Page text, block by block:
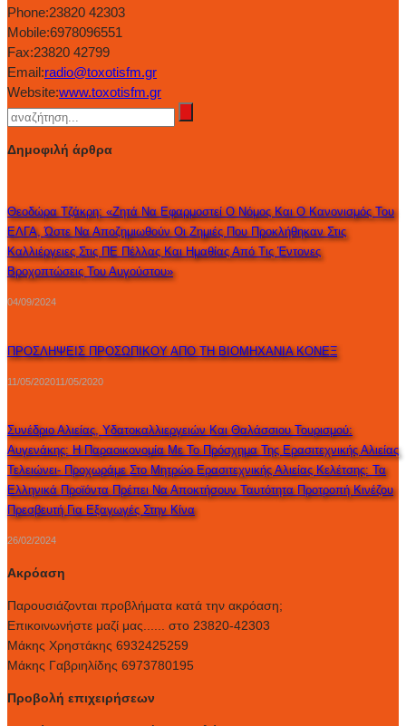
Phone:23820 42303
Mobile:6978096551
Fax:23820 42799
Email:radio@toxotisfm.gr
Website:www.toxotisfm.gr
Δημοφιλή άρθρα
Θεοδώρα Τζάκρη: «Ζητά Να Εφαρμοστεί Ο Νόμος Και Ο Κανονισμός Του
ΕΛΓΑ, Ώστε Να Αποζημιωθούν Οι Ζημιές Που Προκλήθηκαν Στις
Καλλιέργειες Στις ΠΕ Πέλλας Και Ημαθίας Από Τις Έντονες
Βροχοπτώσεις Του Αυγούστου»
04/09/2024
ΠΡΟΣΛΗΨΕΙΣ ΠΡΟΣΩΠΙΚΟΥ ΑΠΟ ΤΗ ΒΙΟΜΗΧΑΝΙΑ ΚΟΝΕΞ
11/05/202011/05/2020
Συνέδριο Αλιείας, Υδατοκαλλιεργειών Και Θαλάσσιου Τουρισμού:
Αυγενάκης: Η Παραοικονομία Με Το Πρόσχημα Της Ερασιτεχνικής Αλιείας
Τελειώνει- Προχωράμε Στο Μητρώο Ερασιτεχνικής Αλιείας Κελέτσης: Τα
Ελληνικά Προϊόντα Πρέπει Να Αποκτήσουν Ταυτότητα Προτροπή Κινέζου
Πρεσβευτή Για Εξαγωγές Στην Κίνα
26/02/2024
Ακρόαση
Παρουσιάζονται προβλήματα κατά την ακρόαση;
Επικοινωνήστε μαζί μας...... στο 23820-42303
Μάκης Χρηστάκης 6932425259
Μάκης Γαβριηλίδης 6973780195
Προβολή επιχειρήσεων